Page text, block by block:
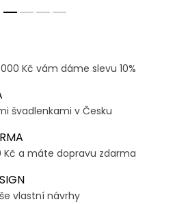
Kč vám dáme slevu 10%
švadlenkami v Česku
Kč a máte dopravu zdarma
vlastní návrhy